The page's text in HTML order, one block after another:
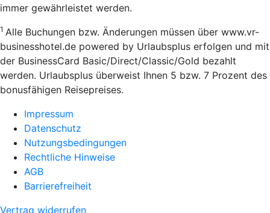
immer gewährleistet werden.
1 Alle Buchungen bzw. Änderungen müssen über www.vr-
businesshotel.de powered by Urlaubsplus erfolgen und mit
der BusinessCard Basic/Direct/Classic/Gold bezahlt
werden. Urlaubsplus überweist Ihnen 5 bzw. 7 Prozent des
bonusfähigen Reisepreises.
Impressum
Datenschutz
Nutzungsbedingungen
Rechtliche Hinweise
AGB
Barrierefreiheit
Vertrag widerrufen